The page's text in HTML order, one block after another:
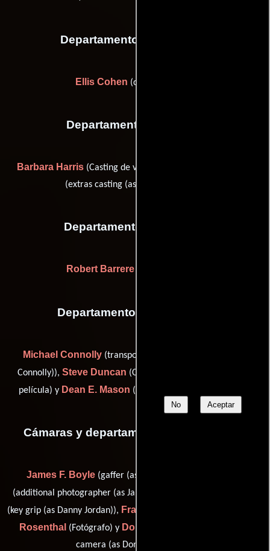
No Aceptar
Departamento de vestuario
Ellis Cohen (costumer: men)
Departamento de reparto
Barbara Harris(Casting de voz) y
(extras casting (as Don McConnell))
Departamento de editorial
Robert Barrere
Departamento de transporte
Michael Connolly (transportation coordinator (as Mike
Connolly)), Steve Duncan (Coordinador de vehículos de la
película) y Dean E. Mason (transportation co-captain (u))
Cámaras y departamento de electricidad
James F. Boyle(gaffer (as Jim Boyle)),
(additional photographer (as Jan DeBont)),
(key grip (as Danny Jordan)), Frank Miller
Rosenthal (Fotógrafo) y Donald E. Thorin Jr.
camera (as Donald Thorin Jr.))